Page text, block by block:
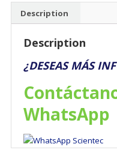
Description
Description
¿DESEAS MÁS
WhatsApp